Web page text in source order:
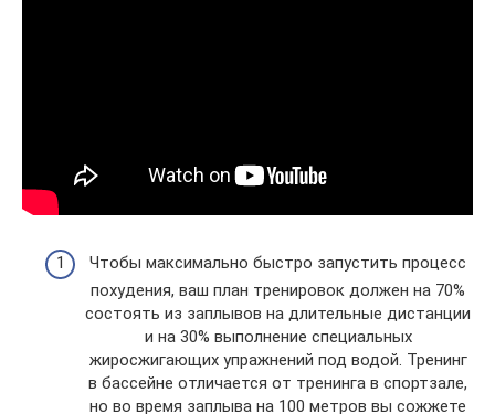
Чтобы максимально быстро запустить процесс
похудения, ваш план тренировок должен на 70%
состоять из заплывов на длительные дистанции
и на 30% выполнение специальных
жиросжигающих упражнений под водой. Тренинг
в бассейне отличается от тренинга в спортзале,
но во время заплыва на 100 метров вы сожжете